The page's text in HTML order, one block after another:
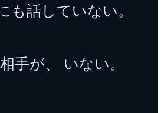
も話していない。
手が、 いない。